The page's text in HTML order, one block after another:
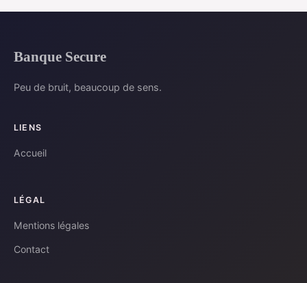
Banque Secure
Peu de bruit, beaucoup de sens.
LIENS
Accueil
LÉGAL
Mentions légales
Contact